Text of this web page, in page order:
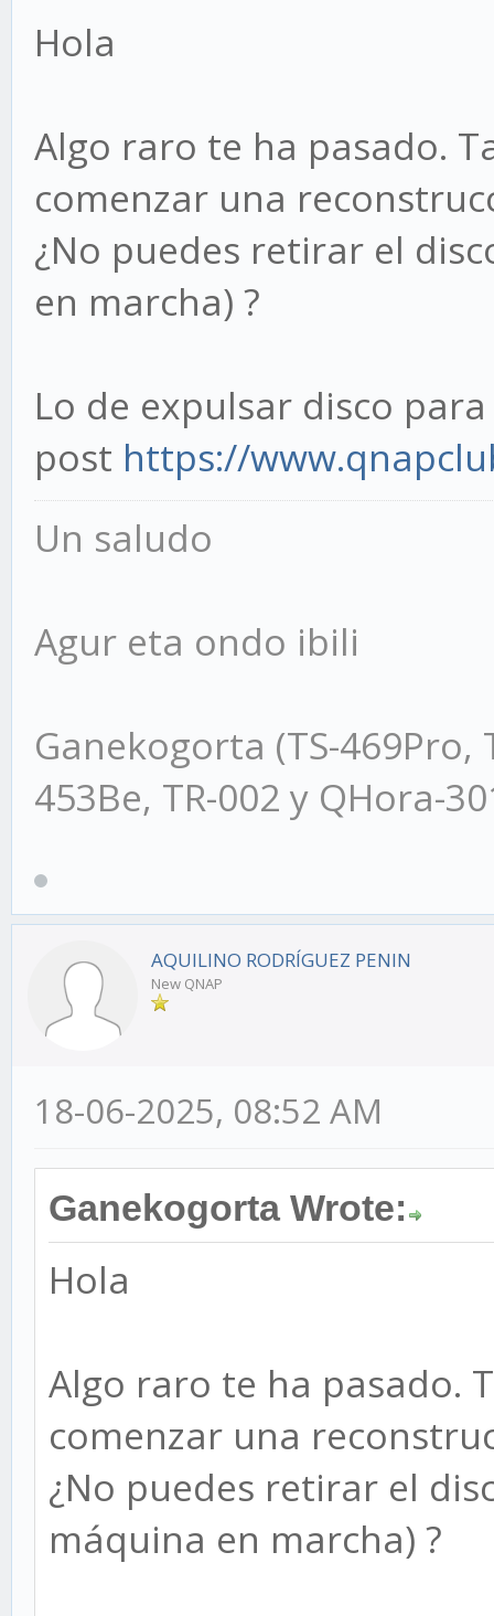
Hola
Algo raro te ha pasado.
comenzar una
¿No puedes retirar el
en marcha) ?
Lo de expulsar disco
post https://
Un saludo
Agur eta ondo ibili
Ganekogorta (TS-469Pro,
453Be, TR-002 y QHora-
AQUILINO RODRÍGUEZ PENIN
New QNAP
18-06-2025, 08:52 AM
Ganekogorta Wrote:
Hola
Algo raro te ha pasado.
comenzar una
¿No puedes retirar el
máquina en marcha) ?